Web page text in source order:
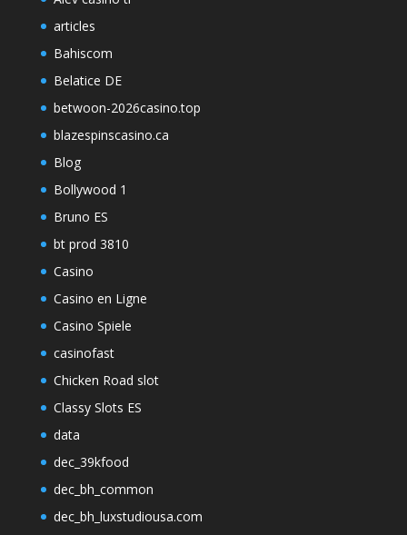
articles
Bahiscom
Belatice DE
betwoon-2026casino.top
blazespinscasino.ca
Blog
Bollywood 1
Bruno ES
bt prod 3810
Casino
Casino en Ligne
Casino Spiele
casinofast
Chicken Road slot
Classy Slots ES
data
dec_39kfood
dec_bh_common
dec_bh_luxstudiousa.com